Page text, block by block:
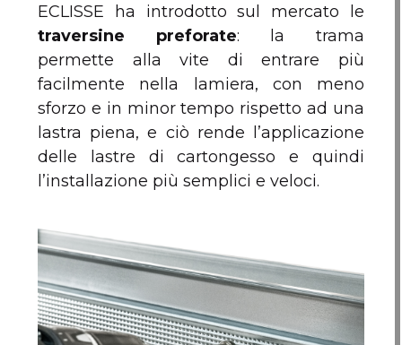
ECLISSE ha introdotto sul mercato le
traversine preforate: la trama
permette alla vite di entrare più
facilmente nella lamiera, con meno
sforzo e in minor tempo rispetto ad una
lastra piena, e ciò rende l’applicazione
delle lastre di cartongesso e quindi
l’installazione più semplici e veloci.